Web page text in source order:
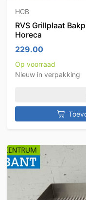
HCB
RVS Grillplaat
Horeca
229.00
Op voorraad
Nieuw in verpakking